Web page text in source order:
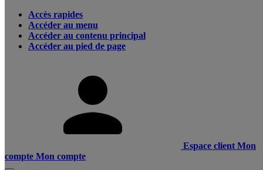
Accès rapides
Accéder au menu
Accéder au contenu principal
Accéder au pied de page
Espace client Mon
compte Mon compte